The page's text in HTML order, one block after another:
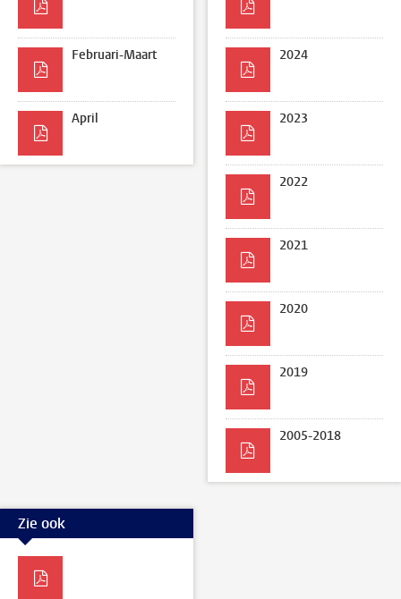
Februari-Maart
April
2024
2023
2022
2021
2020
2019
2005-2018
Zie ook